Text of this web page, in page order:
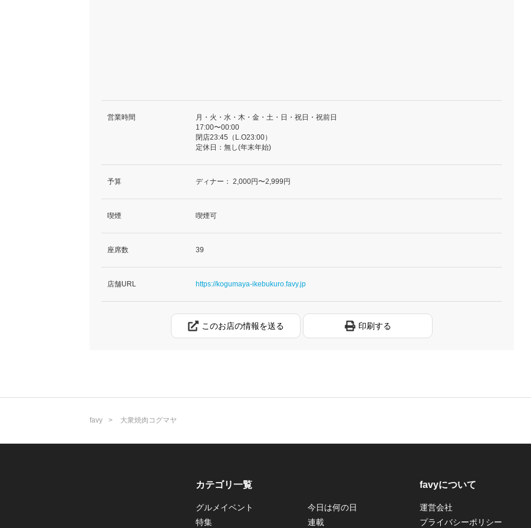
営業時間
月・火・水・木・金・土・日・祝日・祝前日
17:00〜00:00
閉店23:45（L.O23:00）
定休日：無し(年末年始)
予算 ディナー： 2,000円〜2,999円
喫煙 喫煙可
座席数 39
店舗URL https://kogumaya-ikebukuro.favy.jp
このお店の情報を送る 印刷する
favy 大衆焼肉コグマヤ
カテゴリ一覧
グルメイベント
今日は何の日
特集
連載
favyについて
運営会社
プライバシーポリシー